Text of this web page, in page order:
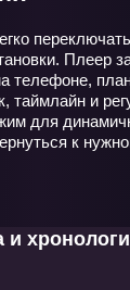
Плеер
телефоне,
таймлайн и
для
к
и